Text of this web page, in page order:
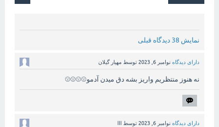
نمایش 38 دیدگاه قبلی
دارای دیدگاه نوامبر 6, 2023 توسط مهیار گیلان
نه هنوز منتظریم واریز بشه دق میدن آدمو☹☹☹☹
دارای دیدگاه نوامبر 6, 2023 توسط